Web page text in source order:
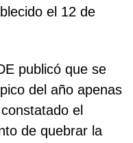
el 12 de
publicó que se
del año apenas
el
de quebrar la